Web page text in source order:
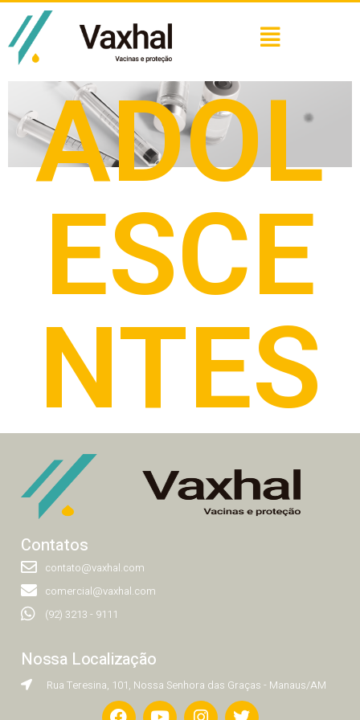
ADOL
ESCE
NTES
Contatos
contato@vaxhal.com
comercial@vaxhal.com
(92) 3213 - 9111
Nossa Localização
Rua Teresina, 101, Nossa Senhora das Graças - Manaus/AM